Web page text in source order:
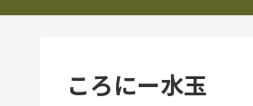
ころにー水玉